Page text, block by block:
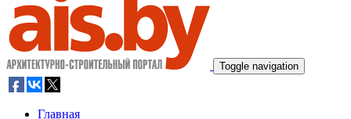
Toggle navigation
Главная